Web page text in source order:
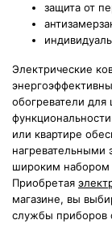
защита от
Электрические
обогреватели для
или квартире
нагревательными
широким набором
Приобретая
магазине, вы
службы приборов